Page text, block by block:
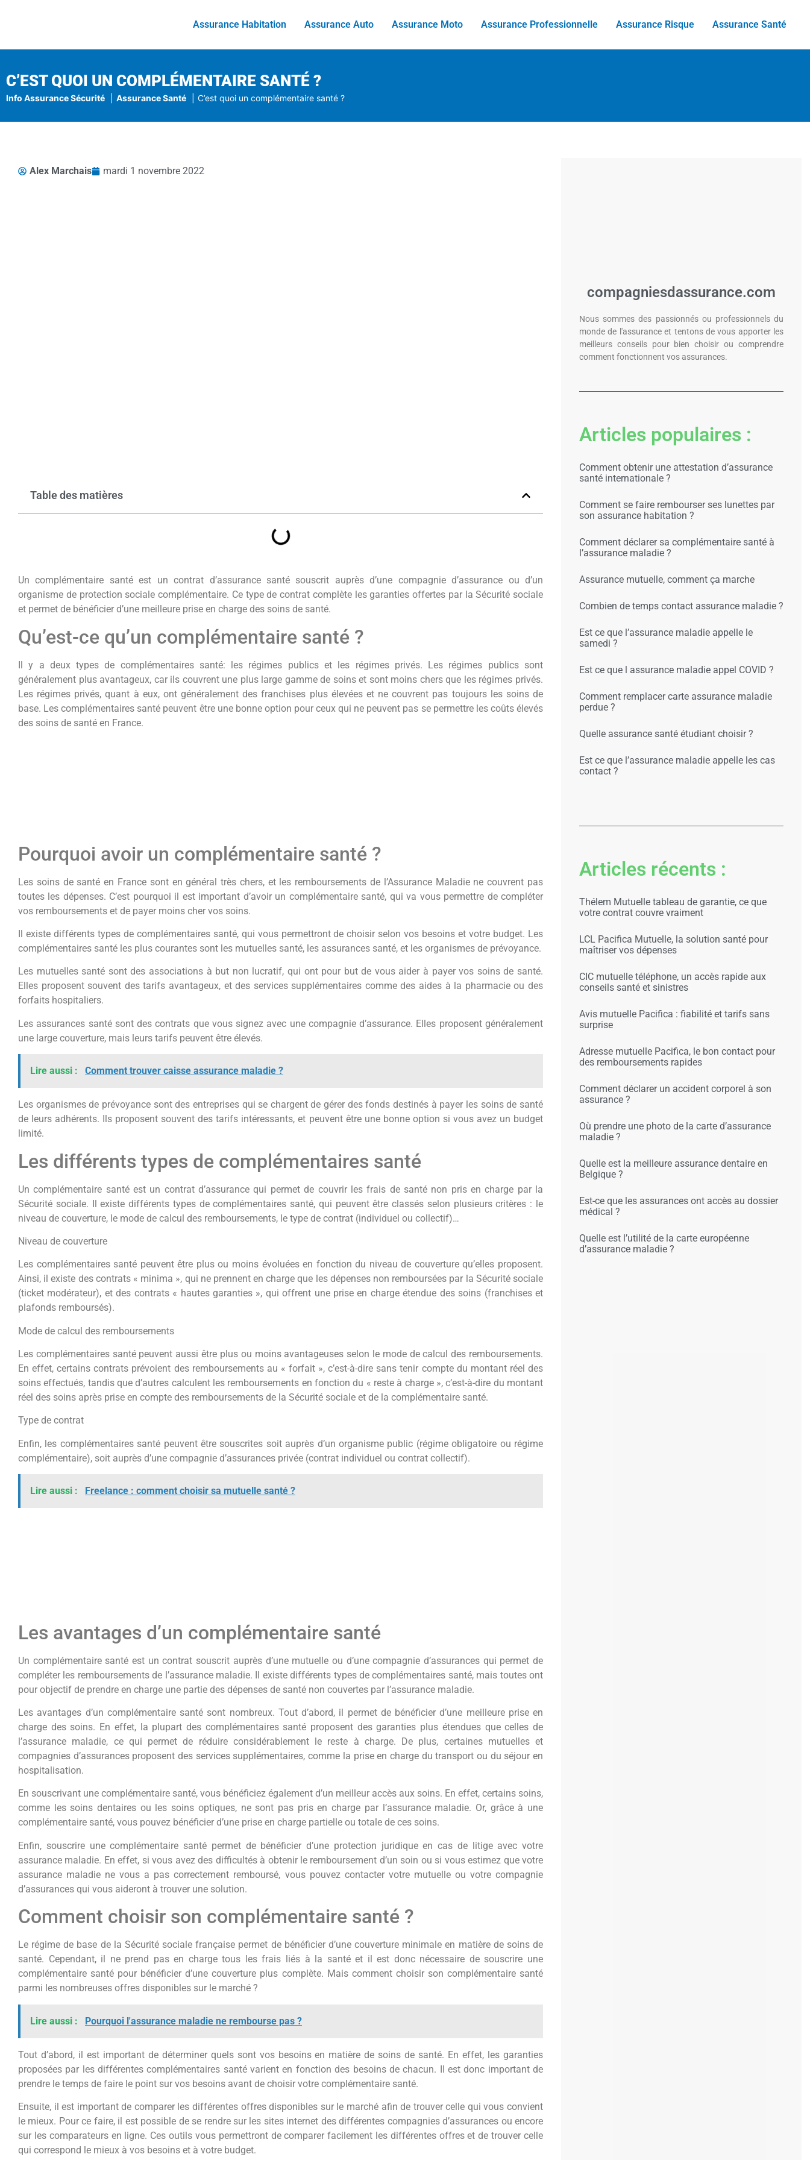
Assurance Habitation Assurance Auto Assurance Moto Assurance Professionnelle Assurance Risque Assurance Santé
C’EST QUOI UN COMPLÉMENTAIRE SANTÉ ?
Info Assurance Sécurité Assurance Santé C’est quoi un complémentaire santé ?
Alex Marchais mardi 1 novembre 2022
Table des matières
Un complémentaire santé est un contrat d’assurance santé souscrit auprès d’une compagnie d’assurance ou d’un
organisme de protection sociale complémentaire. Ce type de contrat complète les garanties offertes par la Sécurité sociale
et permet de bénéficier d’une meilleure prise en charge des soins de santé.
Qu’est-ce qu’un complémentaire santé ?
Il y a deux types de complémentaires santé: les régimes publics et les régimes privés. Les régimes publics sont
généralement plus avantageux, car ils couvrent une plus large gamme de soins et sont moins chers que les régimes privés.
Les régimes privés, quant à eux, ont généralement des franchises plus élevées et ne couvrent pas toujours les soins de
base. Les complémentaires santé peuvent être une bonne option pour ceux qui ne peuvent pas se permettre les coûts élevés
des soins de santé en France.
Pourquoi avoir un complémentaire santé ?
Les soins de santé en France sont en général très chers, et les remboursements de l’Assurance Maladie ne couvrent pas
toutes les dépenses. C’est pourquoi il est important d’avoir un complémentaire santé, qui va vous permettre de compléter
vos remboursements et de payer moins cher vos soins.
Il existe différents types de complémentaires santé, qui vous permettront de choisir selon vos besoins et votre budget. Les
complémentaires santé les plus courantes sont les mutuelles santé, les assurances santé, et les organismes de prévoyance.
Les mutuelles santé sont des associations à but non lucratif, qui ont pour but de vous aider à payer vos soins de santé.
Elles proposent souvent des tarifs avantageux, et des services supplémentaires comme des aides à la pharmacie ou des
forfaits hospitaliers.
Les assurances santé sont des contrats que vous signez avec une compagnie d’assurance. Elles proposent généralement
une large couverture, mais leurs tarifs peuvent être élevés.
Lire aussi : Comment trouver caisse assurance maladie ?
Les organismes de prévoyance sont des entreprises qui se chargent de gérer des fonds destinés à payer les soins de santé
de leurs adhérents. Ils proposent souvent des tarifs intéressants, et peuvent être une bonne option si vous avez un budget
limité.
Les différents types de complémentaires santé
Un complémentaire santé est un contrat d’assurance qui permet de couvrir les frais de santé non pris en charge par la
Sécurité sociale. Il existe différents types de complémentaires santé, qui peuvent être classés selon plusieurs critères : le
niveau de couverture, le mode de calcul des remboursements, le type de contrat (individuel ou collectif)…
Niveau de couverture
Les complémentaires santé peuvent être plus ou moins évoluées en fonction du niveau de couverture qu’elles proposent.
Ainsi, il existe des contrats « minima », qui ne prennent en charge que les dépenses non remboursées par la Sécurité sociale
(ticket modérateur), et des contrats « hautes garanties », qui offrent une prise en charge étendue des soins (franchises et
plafonds remboursés).
Mode de calcul des remboursements
Les complémentaires santé peuvent aussi être plus ou moins avantageuses selon le mode de calcul des remboursements.
En effet, certains contrats prévoient des remboursements au « forfait », c’est-à-dire sans tenir compte du montant réel des
soins effectués, tandis que d’autres calculent les remboursements en fonction du « reste à charge », c’est-à-dire du montant
réel des soins après prise en compte des remboursements de la Sécurité sociale et de la complémentaire santé.
Type de contrat
Enfin, les complémentaires santé peuvent être souscrites soit auprès d’un organisme public (régime obligatoire ou régime
complémentaire), soit auprès d’une compagnie d’assurances privée (contrat individuel ou contrat collectif).
Lire aussi : Freelance : comment choisir sa mutuelle santé ?
Les avantages d’un complémentaire santé
Un complémentaire santé est un contrat souscrit auprès d’une mutuelle ou d’une compagnie d’assurances qui permet de
compléter les remboursements de l’assurance maladie. Il existe différents types de complémentaires santé, mais toutes ont
pour objectif de prendre en charge une partie des dépenses de santé non couvertes par l’assurance maladie.
Les avantages d’un complémentaire santé sont nombreux. Tout d’abord, il permet de bénéficier d’une meilleure prise en
charge des soins. En effet, la plupart des complémentaires santé proposent des garanties plus étendues que celles de
l’assurance maladie, ce qui permet de réduire considérablement le reste à charge. De plus, certaines mutuelles et
compagnies d’assurances proposent des services supplémentaires, comme la prise en charge du transport ou du séjour en
hospitalisation.
En souscrivant une complémentaire santé, vous bénéficiez également d’un meilleur accès aux soins. En effet, certains soins,
comme les soins dentaires ou les soins optiques, ne sont pas pris en charge par l’assurance maladie. Or, grâce à une
complémentaire santé, vous pouvez bénéficier d’une prise en charge partielle ou totale de ces soins.
Enfin, souscrire une complémentaire santé permet de bénéficier d’une protection juridique en cas de litige avec votre
assurance maladie. En effet, si vous avez des difficultés à obtenir le remboursement d’un soin ou si vous estimez que votre
assurance maladie ne vous a pas correctement remboursé, vous pouvez contacter votre mutuelle ou votre compagnie
d’assurances qui vous aideront à trouver une solution.
Comment choisir son complémentaire santé ?
Le régime de base de la Sécurité sociale française permet de bénéficier d’une couverture minimale en matière de soins de
santé. Cependant, il ne prend pas en charge tous les frais liés à la santé et il est donc nécessaire de souscrire une
complémentaire santé pour bénéficier d’une couverture plus complète. Mais comment choisir son complémentaire santé
parmi les nombreuses offres disponibles sur le marché ?
Lire aussi : Pourquoi l'assurance maladie ne rembourse pas ?
Tout d’abord, il est important de déterminer quels sont vos besoins en matière de soins de santé. En effet, les garanties
proposées par les différentes complémentaires santé varient en fonction des besoins de chacun. Il est donc important de
prendre le temps de faire le point sur vos besoins avant de choisir votre complémentaire santé.
Ensuite, il est important de comparer les différentes offres disponibles sur le marché afin de trouver celle qui vous convient
le mieux. Pour ce faire, il est possible de se rendre sur les sites internet des différentes compagnies d’assurances ou encore
sur les comparateurs en ligne. Ces outils vous permettront de comparer facilement les différentes offres et de trouver celle
qui correspond le mieux à vos besoins et à votre budget.
compagniesdassurance.com
Nous sommes des passionnés ou professionnels du
monde de l'assurance et tentons de vous apporter les
meilleurs conseils pour bien choisir ou comprendre
comment fonctionnent vos assurances.
Articles populaires :
Comment obtenir une attestation d’assurance
santé internationale ?
Comment se faire rembourser ses lunettes par
son assurance habitation ?
Comment déclarer sa complémentaire santé à
l’assurance maladie ?
Assurance mutuelle, comment ça marche
Combien de temps contact assurance maladie ?
Est ce que l’assurance maladie appelle le
samedi ?
Est ce que l assurance maladie appel COVID ?
Comment remplacer carte assurance maladie
perdue ?
Quelle assurance santé étudiant choisir ?
Est ce que l’assurance maladie appelle les cas
contact ?
Articles récents :
Thélem Mutuelle tableau de garantie, ce que
votre contrat couvre vraiment
LCL Pacifica Mutuelle, la solution santé pour
maîtriser vos dépenses
CIC mutuelle téléphone, un accès rapide aux
conseils santé et sinistres
Avis mutuelle Pacifica : fiabilité et tarifs sans
surprise
Adresse mutuelle Pacifica, le bon contact pour
des remboursements rapides
Comment déclarer un accident corporel à son
assurance ?
Où prendre une photo de la carte d’assurance
maladie ?
Quelle est la meilleure assurance dentaire en
Belgique ?
Est-ce que les assurances ont accès au dossier
médical ?
Quelle est l’utilité de la carte européenne
d’assurance maladie ?